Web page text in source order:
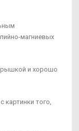
магниевых
и хорошо
картинки того,